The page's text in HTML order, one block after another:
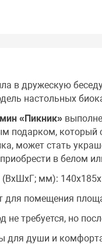
в дружескую
настольных
«Пикник»
подарком, который
может стать
в белом
мм):
для помещения
требуется, но
для души и